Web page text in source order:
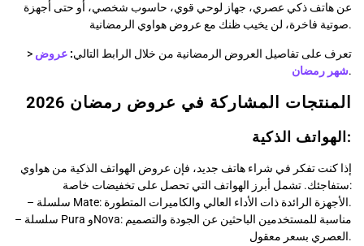
عن هاتف ذكي عصري، جهاز لوحي قوي، حاسوب شخصي، أو حتى أجهزة
صوتية فاخرة، لن يخيب ظنك مع عروض هواوي الرمضانية.
> تعرف على تفاصيل العروض الرمضانية من خلال الرابط التالي: عروض
شهر رمضان.
المنتجات المشاركة في عروض رمضان 2026
الهواتف الذكية:
إذا كنت تفكر في شراء هاتف جديد، فإن عروض الهواتف الذكية من هواوي
ستفاجئك. تشمل أبرز الهواتف التي تحصل على تخفيضات خاصة:
– سلسلة Mate: الأجهزة الرائدة ذات الأداء العالي والكاميرات المتطورة.
– سلسلة Pura وNova: مناسبة للمستخدمين الباحثين عن الجودة والتصميم
العصري بسعر معقول.